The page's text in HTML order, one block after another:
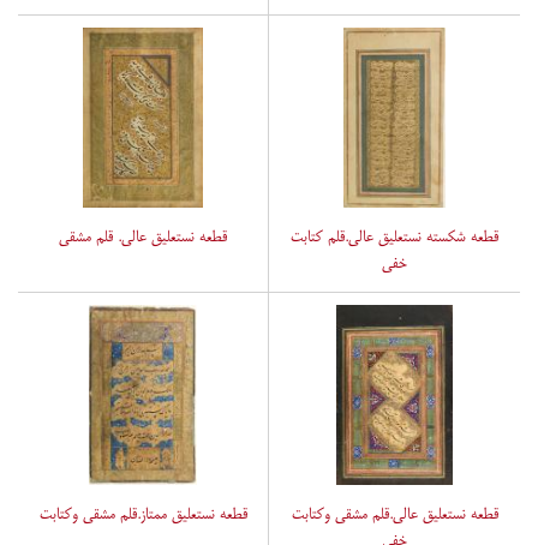
قطعه شکسته نستعلیق عالی.قلم کتابت
خفی
قطعه نستعلیق عالی. قلم مشقی
قطعه نستعلیق عالی.قلم مشقی وکتابت
قطعه نستعلیق ممتاز.قلم مشقی وکتابت